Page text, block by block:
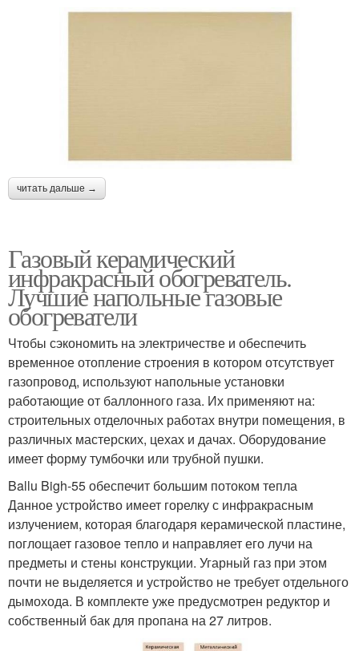
читать дальше →
Газовый керамический
инфракрасный обогреватель.
Лучшие напольные газовые
обогреватели
Чтобы сэкономить на электричестве и обеспечить
временное отопление строения в котором отсутствует
газопровод, используют напольные установки
работающие от баллонного газа. Их применяют на:
строительных отделочных работах внутри помещения, в
различных мастерских, цехах и дачах. Оборудование
имеет форму тумбочки или трубной пушки.
Ballu Bigh-55 обеспечит большим потоком тепла
Данное устройство имеет горелку с инфракрасным
излучением, которая благодаря керамической пластине,
поглощает газовое тепло и направляет его лучи на
предметы и стены конструкции. Угарный газ при этом
почти не выделяется и устройство не требует отдельного
дымохода. В комплекте уже предусмотрен редуктор и
собственный бак для пропана на 27 литров.